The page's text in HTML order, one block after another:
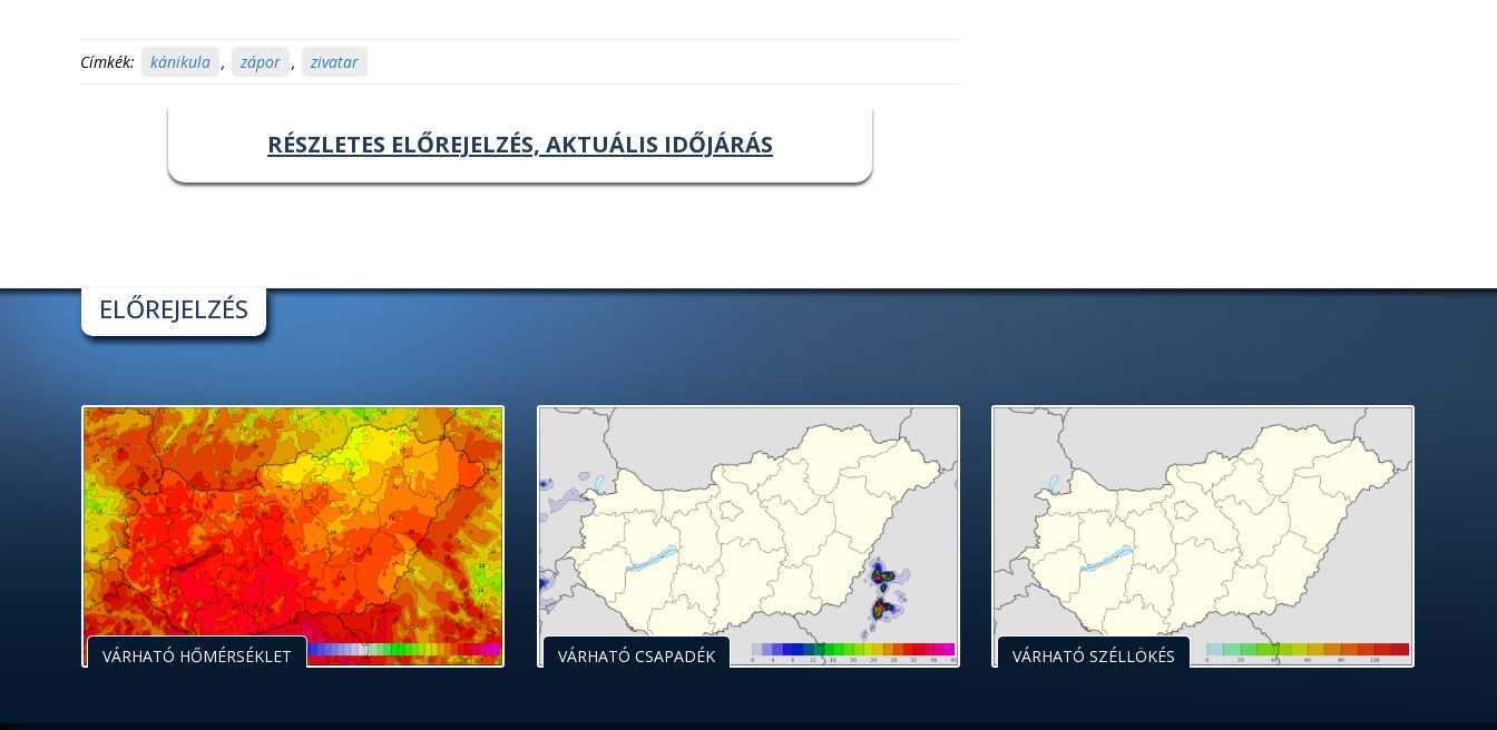
Címkék: kánikula , zápor , zivatar
RÉSZLETES ELŐREJELZÉS, AKTUÁLIS IDŐJÁRÁS
ELŐREJELZÉS
VÁRHATÓ HŐMÉRSÉKLET VÁRHATÓ CSAPADÉK VÁRHATÓ SZÉLLÖKÉS